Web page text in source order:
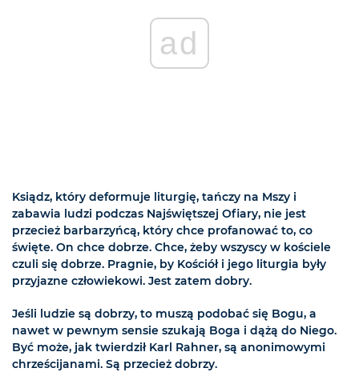
ad
Ksiądz, który deformuje liturgię, tańczy na Mszy i
zabawia ludzi podczas Najświętszej Ofiary, nie jest
przecież barbarzyńcą, który chce profanować to, co
święte. On chce dobrze. Chce, żeby wszyscy w kościele
czuli się dobrze. Pragnie, by Kościół i jego liturgia były
przyjazne człowiekowi. Jest zatem dobry.
Jeśli ludzie są dobrzy, to muszą podobać się Bogu, a
nawet w pewnym sensie szukają Boga i dążą do Niego.
Być może, jak twierdził Karl Rahner, są anonimowymi
chrześcijanami. Są przecież dobrzy.